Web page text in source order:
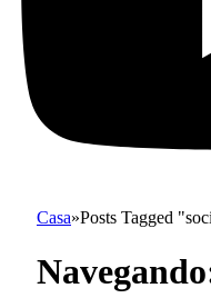
Casa»Posts Tagged